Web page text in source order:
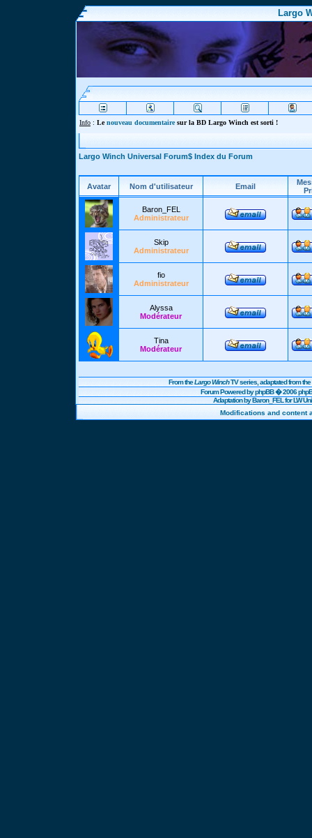
Largo
Info : Lenouveau documentairesur la BD Largo Winch est sorti !
Largo Winch Universal Forum$ Index du Forum
Avatar Nom d'utilisateur Email
Baron_FEL
Administrateur
Skip
Administrateur
fio
Administrateur
Alyssa
Modérateur
Tina
Modérateur
From theLargo WinchTV series, adaptated from
Forum Powered byphpBB� 2006
Adaptation by Baron_FEL for LW
Modifications and content